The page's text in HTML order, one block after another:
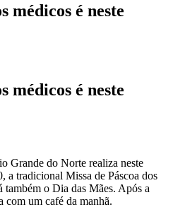
médicos é neste
médicos é neste
Grande do Norte realiza neste
a tradicional Missa de Páscoa dos
também o Dia das Mães. Após a
com um café da manhã.